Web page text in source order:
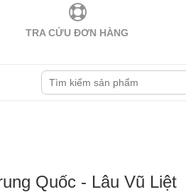
TRA CỨU ĐƠN HÀNG
Quốc - Lâu Vũ Liệt